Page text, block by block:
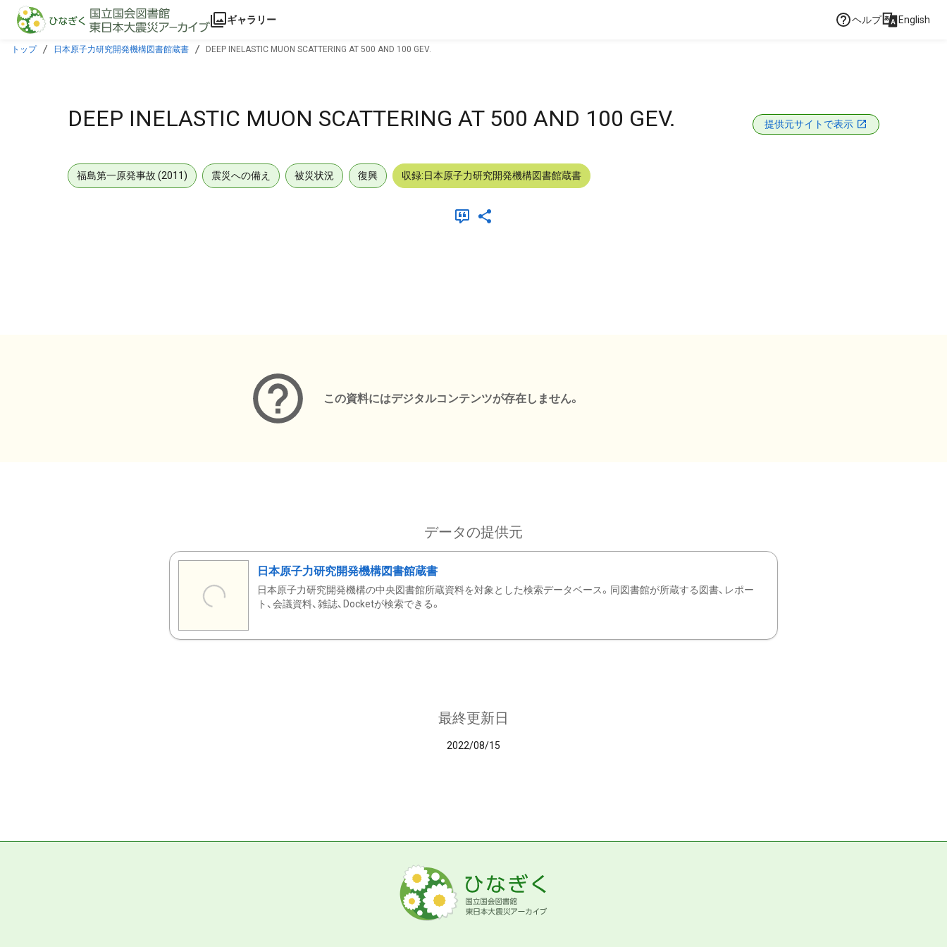
本文に飛ぶ
ギャラリー ヘルプ English
トップ 日本原子力研究開発機構図書館蔵書 DEEP INELASTIC MUON SCATTERING AT 500 AND 100 GEV.
DEEP INELASTIC MUON SCATTERING AT 500 AND 100 GEV. 提供元サイトで表示
福島第一原発事故 (2011) 震災への備え 被災状況 復興 収録:日本原子力研究開発機構図書館蔵書
この資料にはデジタルコンテンツが存在しません。
データの提供元
日本原子力研究開発機構図書館蔵書
日本原子力研究開発機構の中央図書館所蔵資料を対象とした検索データベース。同図書館が所蔵する図書、レポー
ト、会議資料、雑誌、Docketが検索できる。
最終更新日
2022/08/15